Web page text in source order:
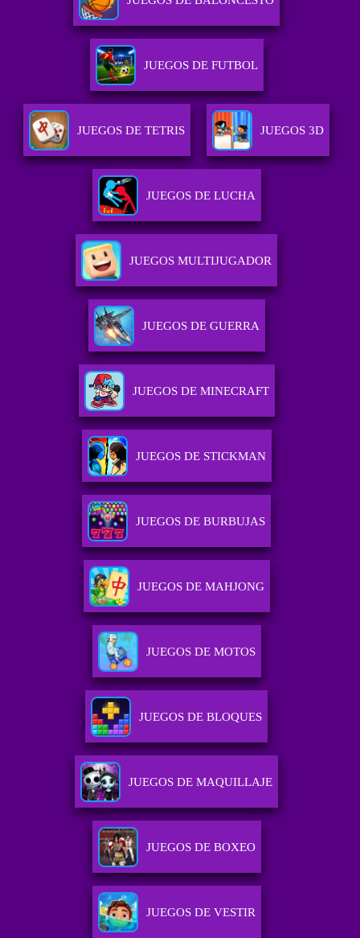
JUEGOS DE FUTBOL
JUEGOS DE TETRIS JUEGOS 3D
JUEGOS DE LUCHA
JUEGOS MULTIJUGADOR
JUEGOS DE GUERRA
JUEGOS DE MINECRAFT
JUEGOS DE STICKMAN
JUEGOS DE BURBUJAS
JUEGOS DE MAHJONG
JUEGOS DE MOTOS
JUEGOS DE BLOQUES
JUEGOS DE MAQUILLAJE
JUEGOS DE BOXEO
JUEGOS DE VESTIR